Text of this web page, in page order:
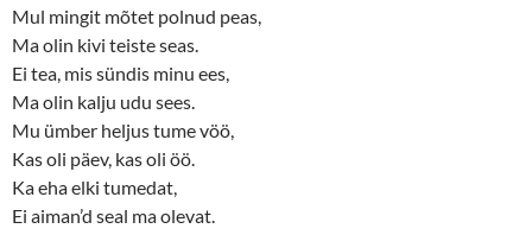
Mul mingit mõtet polnud peas,
Ma olin kivi teiste seas.
Ei tea, mis sündis minu ees,
Ma olin kalju udu sees.
Mu ümber heljus tume vöö,
Kas oli päev, kas oli öö.
Ka eha elki tumedat,
Ei aiman’d seal ma olevat.